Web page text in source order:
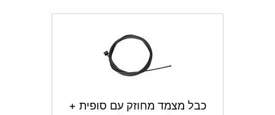
כבל מצמד מחוזק עם סופית +